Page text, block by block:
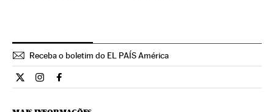
Receba o boletim do EL PAÍS América
Ciencia El País Brasil en Twitter
Ciencia El País Brasil en Instagram
Ciencia El País Brasil en Facebook